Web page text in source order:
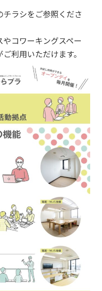
ラシをご参照くださ
コワーキングスペー
利用いただけます。